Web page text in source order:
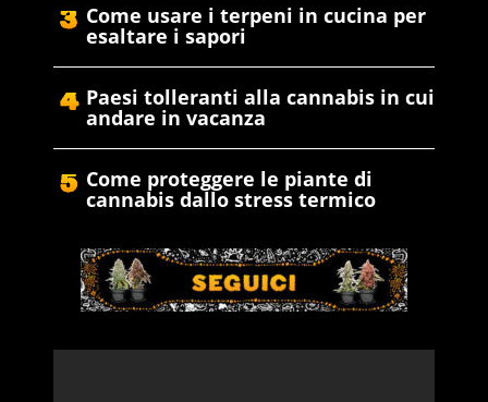
Come usare i terpeni in cucina per
esaltare i sapori
Paesi tolleranti alla cannabis in cui
andare in vacanza
Come proteggere le piante di
cannabis dallo stress termico